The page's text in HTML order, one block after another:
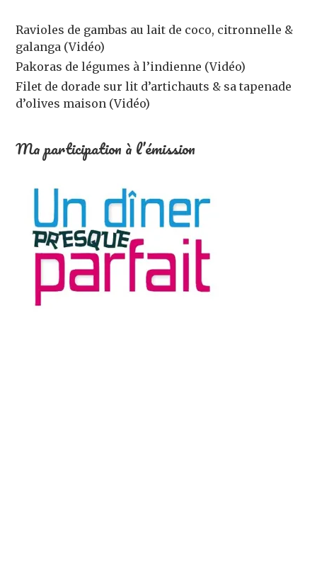
Ravioles de gambas au lait de coco, citronnelle &
galanga (Vidéo)
Pakoras de légumes à l’indienne (Vidéo)
Filet de dorade sur lit d’artichauts & sa tapenade
d’olives maison (Vidéo)
Ma participation à l’émission